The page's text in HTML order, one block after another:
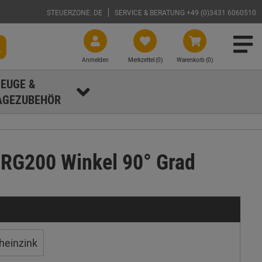
STEUERZONE: DE SERVICE & BERATUNG +49 (0)3431 6060510
Warenkorb (0)
Merkzettel (0)
Anmelden
&
Winkel 90° Grad